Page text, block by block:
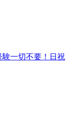
験一切不要！日祝